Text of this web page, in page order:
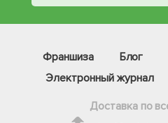
Франшиза Блог
Электронный журнал
Доставка по